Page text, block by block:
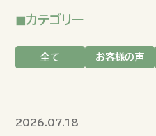
◼︎カテゴリー
全て お客様の声
2026.07.18